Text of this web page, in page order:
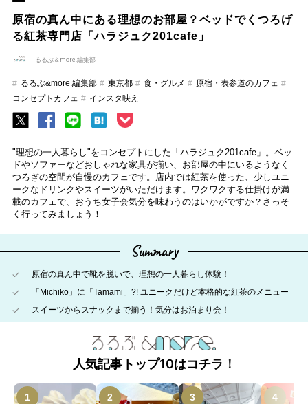
原宿の真ん中にある理想のお部屋？ベッドでくつろげ
る紅茶専門店「ハラジュク201cafe」
るるぶ＆more.編集部
るるぶ&more.編集部 東京都 食・グルメ
原宿・表参道のカフェ
コンセプトカフェ
インスタ映え
"理想の一人暮らし"をコンセプトにした「ハラジュク201cafe」。ベッ
ドやソファーなどおしゃれな家具が揃い、お部屋の中にいるようなく
つろぎの空間が自慢のカフェです。店内では紅茶を使った、少しユニ
ークなドリンクやスイーツがいただけます。ワクワクする仕掛けが満
載のカフェで、おうち女子会気分を味わうのはいかがですか？さっそ
く行ってみましょう！
Summary
原宿の真ん中で靴を脱いで、理想の一人暮らし体験！
「Michiko」に「Tamami」?! ユニークだけど本格的な紅茶のメニュー
スイーツからスナックまで揃う！気分はお泊まり会！
人気記事トップ10はコチラ！